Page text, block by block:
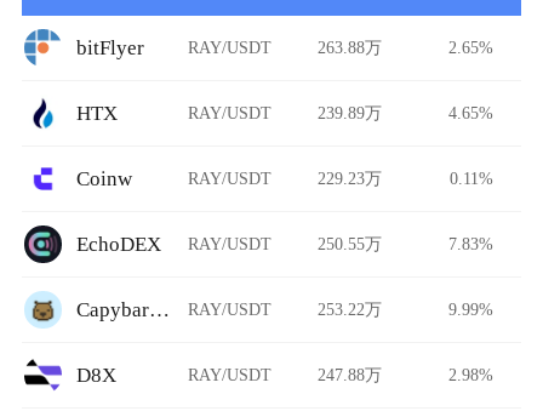
bitFlyer RAY/USDT 263.88万 2.65%
HTX RAY/USDT 239.89万 4.65%
Coinw RAY/USDT 229.23万 0.11%
EchoDEX RAY/USDT 250.55万 7.83%
CapybaraDEX RAY/USDT 253.22万 9.99%
D8X RAY/USDT 247.88万 2.98%